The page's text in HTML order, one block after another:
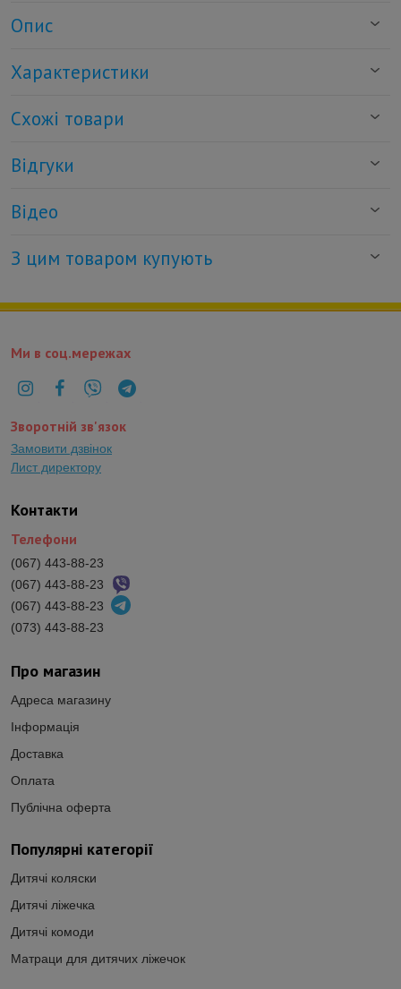
Опис
Характеристики
Схожі товари
Відгуки
Відео
З цим товаром купують
Популярні категорії
Дитячі коляски
Дитячі ліжечка
Дитячі комоди
Матраци для дитячих ліжечок
Про магазин
Адреса магазину
Інформація
Доставка
Оплата
Публічна оферта
Контакти
Телефони
(067) 443-88-23
(067) 443-88-23
(067) 443-88-23
(073) 443-88-23
Ми в соц.мережах
Зворотній зв'язок
Замовити дзвінок
Лист директору